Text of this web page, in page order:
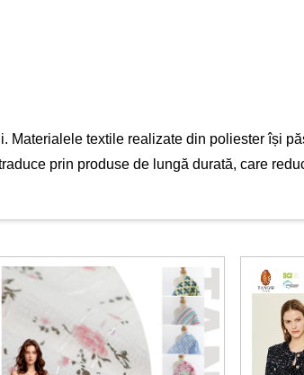
Materialele textile realizate din poliester își
prin produse de lungă durată, care
și contractării. Acest lucru face ca
zi cu zi, care necesită o aparență îngrijită cu
și forma în timp.